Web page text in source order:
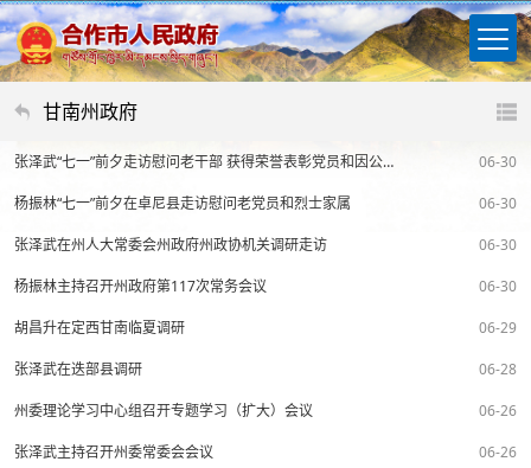
甘南州政府
张泽武“七一”前夕走访慰问老干部 获得荣誉表彰党员和因公牺牲党员干部遗属 06-30
杨振林“七一”前夕在卓尼县走访慰问老党员和烈士家属 06-30
张泽武在州人大常委会州政府州政协机关调研走访 06-30
杨振林主持召开州政府第117次常务会议 06-30
胡昌升在定西甘南临夏调研 06-29
张泽武在迭部县调研 06-28
州委理论学习中心组召开专题学习（扩大）会议 06-26
张泽武主持召开州委常委会会议 06-26